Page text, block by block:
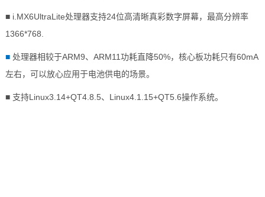
■ i.MX6UltraLite处理器支持24位高清晰真彩数字屏幕，最高分辨率
1366*768.
■ 处理器相较于ARM9、 ARM11功耗直降50%，核心板功耗只有60mA
左右，可以放心应用于电池供电的场景。
■ 支持Linux3.14+QT4.8.5、Linux4.1.15+QT5.6操作系统。